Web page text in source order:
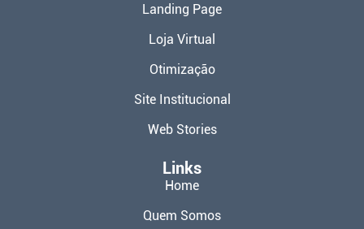
Landing Page
Loja Virtual
Otimização
Site Institucional
Web Stories
Links
Home
Quem Somos